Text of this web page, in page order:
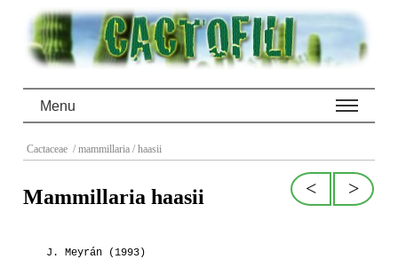
Menu
Cactaceae / mammillaria / haasii
>
<
Mammillaria haasii
J. Meyrán (1993)